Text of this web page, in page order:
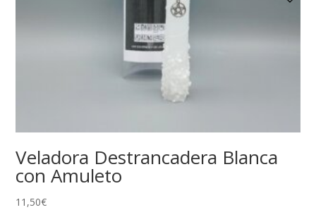
Veladora Destrancadera Blanca
con Amuleto
11,50€